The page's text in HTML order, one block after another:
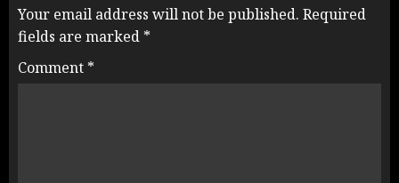
Your email address will not be published. Required
fields are marked *
Comment *